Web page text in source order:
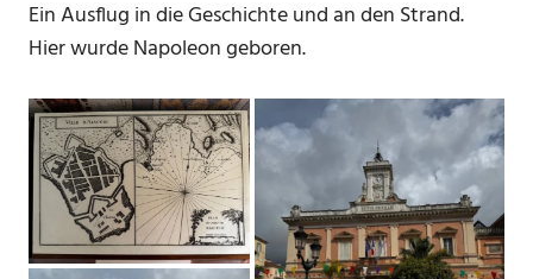
Ein Ausflug in die Geschichte und an den Strand.
Hier wurde Napoleon geboren.